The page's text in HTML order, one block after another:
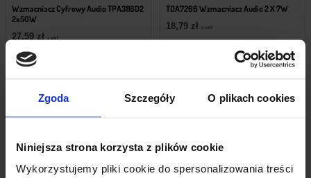
Zgoda Szczegóły O plikach cookies
Niniejsza strona korzysta z plików cookie
Wykorzystujemy pliki cookie do spersonalizowania treści
Wzmacniacz Cyfrowy Audio TPA3116D2
2x50W
27,59 zł z VAT
TDA7266 Wzmacniacz Audio 2 X 7W
18,79 zł z VAT